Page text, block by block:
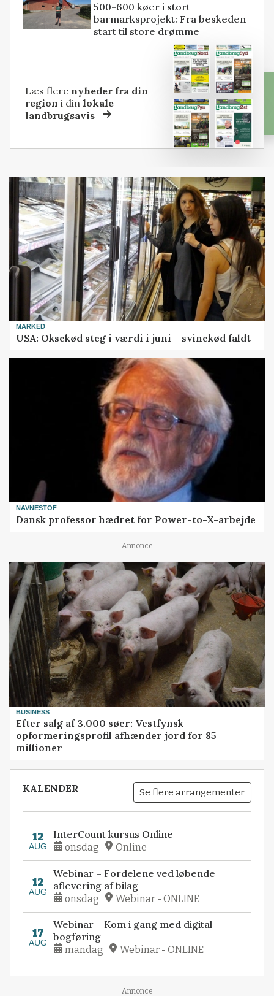
500-600 køer i stort
barmarksprojekt: Fra beskeden
start til store drømme
Læs flere nyheder fra din
region i dinlokale
landbrugsavis
MARKED
USA: Oksekød steg i værdi i juni – svinekød faldt
NAVNESTOF
Dansk professor hædret for Power-to-X-arbejde
Annonce
BUSINESS
Efter salg af 3.000 søer: Vestfynsk
opformeringsprofil afhænder jord for 85
millioner
KALENDER Se flere arrangementer
12
AUG
InterCount kursus Online
onsdag Online
12
AUG
Webinar – Fordelene ved løbende
aflevering af bilag
onsdag Webinar - ONLINE
17
AUG
Webinar – Kom i gang med digital
bogføring
mandag Webinar - ONLINE
Annonce